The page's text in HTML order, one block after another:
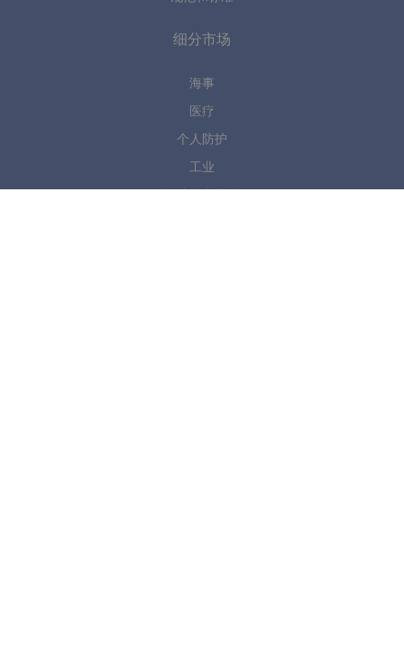
细分市场
海事
医疗
个人防护
工业
构造物和帐篷